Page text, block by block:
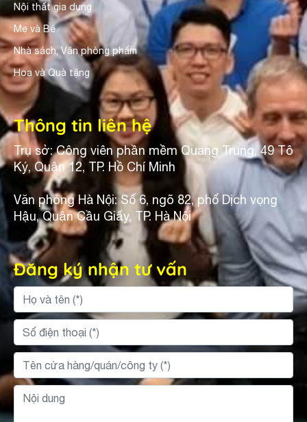
Nội thất gia dụng
Mẹ và Bé
Nhà sách, Văn phòng phẩm
Hoa và Quà tặng
Thông tin liên hệ
Trụ sở: Công viên phần mềm Quang Trung, 49 Tô
Ký, Quận 12, TP. Hồ Chí Minh
Văn phòng Hà Nội: Số 6, ngõ 82, phố Dịch vọng
Hậu, Quận Cầu Giấy, TP. Hà Nội
Đăng ký nhận tư vấn